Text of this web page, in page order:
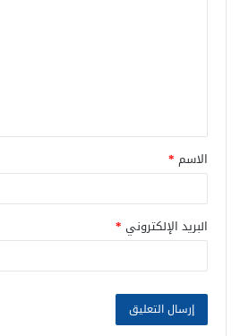
الاسم *
البريد الإلكتروني *